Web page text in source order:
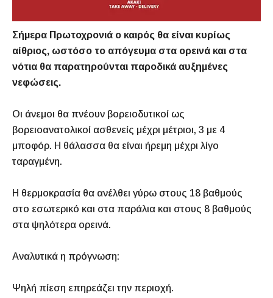
Σήμερα Πρωτοχρονιά ο καιρός θα είναι κυρίως
αίθριος, ωστόσο το απόγευμα στα ορεινά και στα
νότια θα παρατηρούνται παροδικά αυξημένες
νεφώσεις.
Οι άνεμοι θα πνέουν βορειοδυτικοί ως
βορειοανατολικοί ασθενείς μέχρι μέτριοι, 3 με 4
μποφόρ. Η θάλασσα θα είναι ήρεμη μέχρι λίγο
ταραγμένη.
Η θερμοκρασία θα ανέλθει γύρω στους 18 βαθμούς
στο εσωτερικό και στα παράλια και στους 8 βαθμούς
στα ψηλότερα ορεινά.
Αναλυτικά η πρόγνωση:
Ψηλή πίεση επηρεάζει την περιοχή.